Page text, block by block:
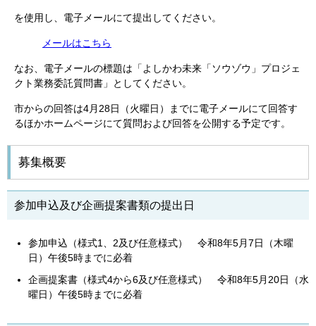
を使用し、電子メールにて提出してください。
メールはこちら
なお、電子メールの標題は「よしかわ未来「ソウゾウ」プロジェ
クト業務委託質問書」としてください。
市からの回答は4月28日（火曜日）までに電子メールにて回答す
るほかホームページにて質問および回答を公開する予定です。
募集概要
参加申込及び企画提案書類の提出日
参加申込（様式1、2及び任意様式） 令和8年5月7日（木曜
日）午後5時までに必着
企画提案書（様式4から6及び任意様式） 令和8年5月20日（水
曜日）午後5時までに必着